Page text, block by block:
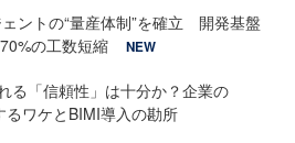
ントの“量産体制”を確立 開発基盤
の工数短縮
NEW
る「信頼性」は十分か？企業の
るワケとBIMI導入の勘所